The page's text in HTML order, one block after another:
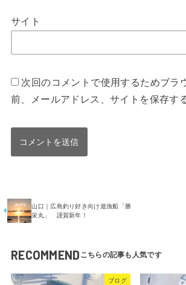
サイト
次回のコメントで使用するためブラ
前、メールアドレス、サイトを保存する
山口｜広島釣り好き向け遊漁船「勝
栄丸」 謹賀新年！
RECOMMEND
ブログ